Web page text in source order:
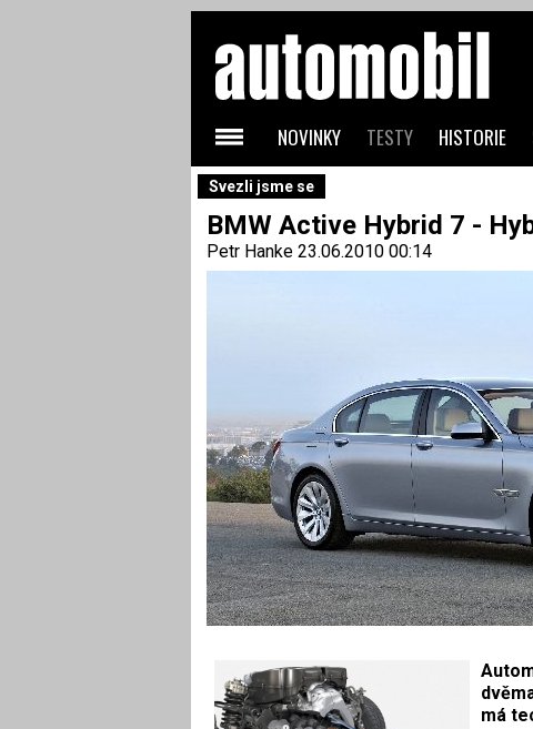
Svezli jsme se
BMW Active Hybrid 7 -
Petr Hanke23.06.2010 00:14
má
NOVINKY TESTY HISTORIE